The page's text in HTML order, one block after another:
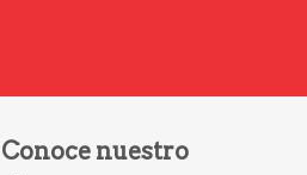
Conoce nuestro